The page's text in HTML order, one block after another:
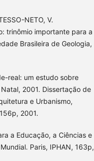
NETO, V.
trinômio importante para a
Brasileira de Geologia,
real: um estudo sobre
2001. Dissertação de
e Urbanismo,
2001.
a Educação, a Ciências e
Paris, IPHAN, 163p,